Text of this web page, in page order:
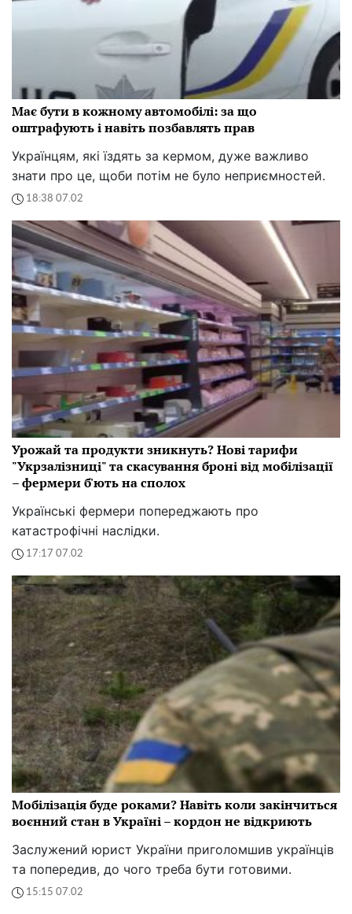
Має бути в кожному автомобілі: за що
оштрафують і навіть позбавлять прав
Українцям, які їздять за кермом, дуже важливо
знати про це, щоби потім не було неприємностей.
18:38 07.02
Урожай та продукти зникнуть? Нові тарифи
"Укрзалізниці" та скасування броні від мобілізації
– фермери б'ють на сполох
Українські фермери попереджають про
катастрофічні наслідки.
17:17 07.02
Мобілізація буде роками? Навіть коли закінчиться
воєнний стан в Україні – кордон не відкриють
Заслужений юрист України приголомшив українців
та попередив, до чого треба бути готовими.
15:15 07.02